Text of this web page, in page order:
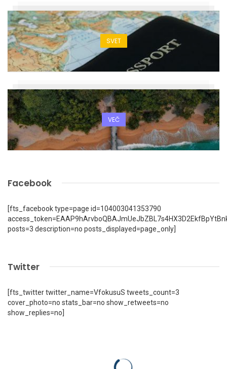
SVET
VEČ
Facebook
[fts_facebook type=page id=104003041353790
posts=3 description=no posts_displayed=page_only]
Twitter
[fts_twitter twitter_name=VfokusuS tweets_count=3
cover_photo=no stats_bar=no show_retweets=no
show_replies=no]